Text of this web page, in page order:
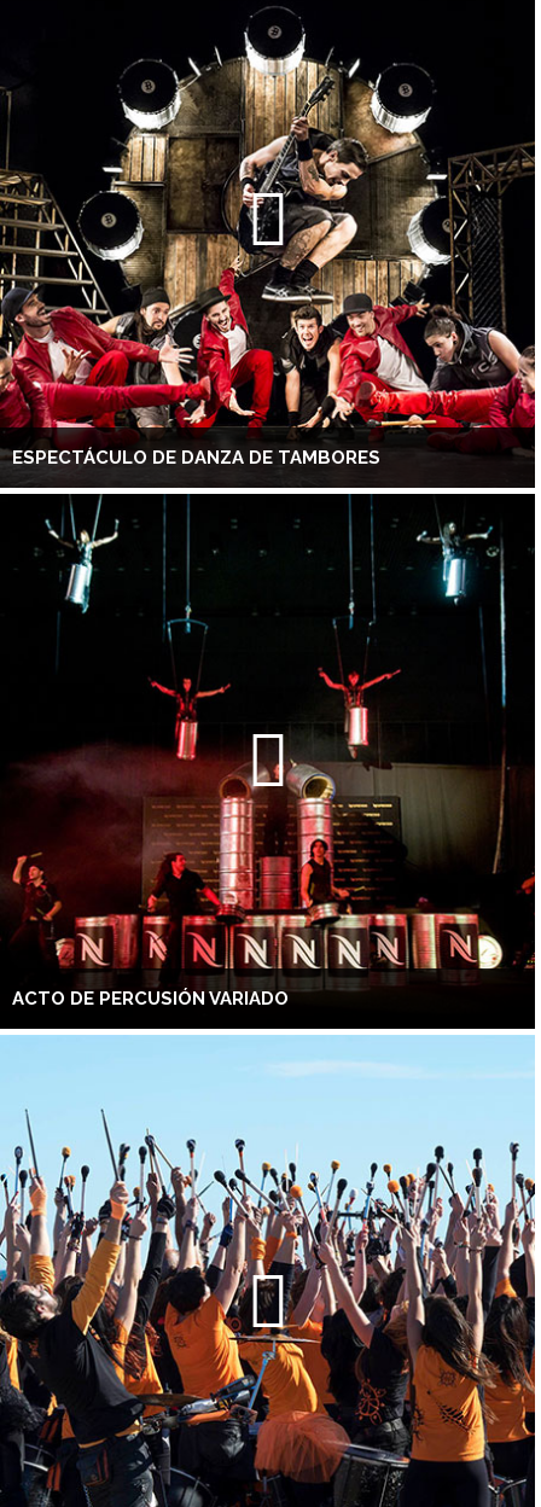
ESPECTÁCULO DE DANZA DE TAMBORES
ACTO DE PERCUSIÓN VARIADO